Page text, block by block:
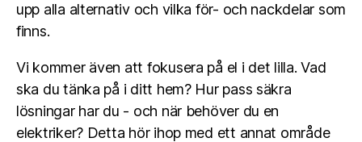
upp alla alternativ och vilka för- och nackdelar som
finns.
Vi kommer även att fokusera på el i det lilla. Vad
ska du tänka på i ditt hem? Hur pass säkra
lösningar har du - och när behöver du en
elektriker? Detta hör ihop med ett annat område